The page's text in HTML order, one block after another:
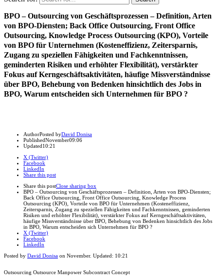
BPO – Outsourcing von Geschäftsprozessen – Definition, Arten
von BPO-Diensten; Back Office Outsourcing, Front Office
Outsourcing, Knowledge Process Outsourcing (KPO), Vorteile
von BPO für Unternehmen (Kosteneffizienz, Zeitersparnis,
Zugang zu speziellen Fähigkeiten und Fachkenntnissen,
geminderten Risiken und erhöhter Flexibilität), verstärkter
Fokus auf Kerngeschäftsaktivitäten, häufige Missverständnisse
über BPO, Behebung von Bedenken hinsichtlich des Jobs in
BPO, Warum entscheiden sich Unternehmen für BPO ?
AuthorPosted byDavid Donisa
PublishedNovember09:06
Updated10:21
X (Twitter)
Facebook
LinkedIn
Share this post
Share this postClose sharing box
BPO – Outsourcing von Geschäftsprozessen – Definition, Arten von BPO-Diensten;
Back Office Outsourcing, Front Office Outsourcing, Knowledge Process
Outsourcing (KPO), Vorteile von BPO für Unternehmen (Kosteneffizienz,
Zeitersparnis, Zugang zu speziellen Fähigkeiten und Fachkenntnissen, geminderten
Risiken und erhöhter Flexibilität), verstärkter Fokus auf Kerngeschäftsaktivitäten,
häufige Missverständnisse über BPO, Behebung von Bedenken hinsichtlich des Jobs
in BPO, Warum entscheiden sich Unternehmen für BPO ?
X (Twitter)
Facebook
LinkedIn
Posted by David Donisa on November. Updated: 10:21
Outsourcing Outsource Manpower Subcontract Concept